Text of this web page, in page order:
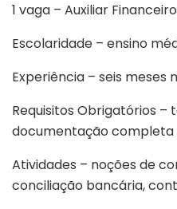
1 vaga – Auxiliar Financeiro
Escolaridade – ensino
Experiência – seis meses
Requisitos Obrigatórios –
documentação
Atividades – noções de
conciliação bancária,